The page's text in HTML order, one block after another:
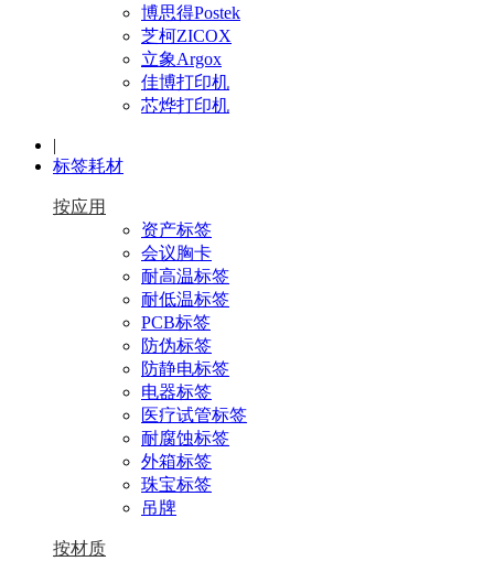
博思得Postek
芝柯ZICOX
立象Argox
佳博打印机
芯烨打印机
|
标签耗材
按应用
资产标签
会议胸卡
耐高温标签
耐低温标签
PCB标签
防伪标签
防静电标签
电器标签
医疗试管标签
耐腐蚀标签
外箱标签
珠宝标签
吊牌
按材质